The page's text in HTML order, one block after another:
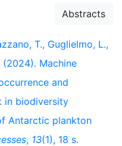
Abstracts
T., Guglielmo, L.,
(2024). Machine
and
in biodiversity
Antarctic plankton
, 13(1), 18 s.